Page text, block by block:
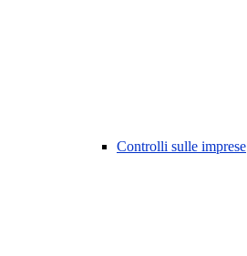
Controlli sulle imprese